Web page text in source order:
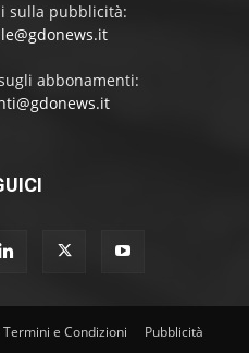
sulla pubblicità:
abbonamenti:
Termini e Condizioni Pubblicità